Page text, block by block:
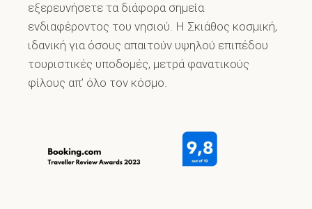
εξερευνήσετε τα διάφορα σημεία
ενδιαφέροντος του νησιού. Η Σκιάθος κοσμική,
ιδανική για όσους απαιτούν υψηλού επιπέδου
τουριστικές υποδομές, μετρά φανατικούς
φίλους απ’ όλο τον κόσμο.